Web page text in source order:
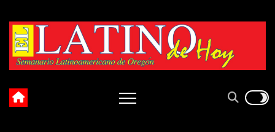
content